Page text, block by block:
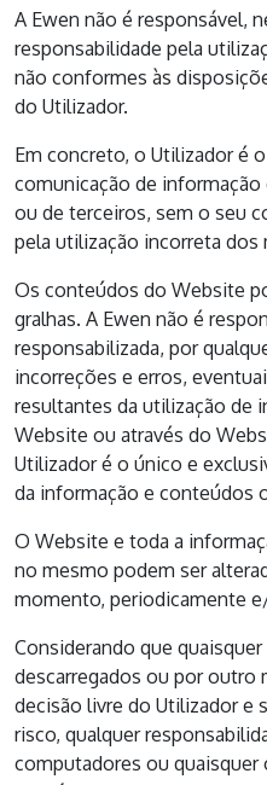
A Ewen não é responsável,
responsabilidade pela
não conformes às
do Utilizador.
Em concreto, o Utilizador é
comunicação de
ou de terceiros, sem o seu
pela utilização incorreta dos
Os conteúdos do Website
gralhas. A Ewen não é
responsabilizada, por
incorreções e erros,
resultantes da utilização de
Website ou através do
Utilizador é o único e
da informação e conteúdos
O Website e toda a
no mesmo podem ser
momento, periodicamente
Considerando que
descarregados ou por outro
decisão livre do Utilizador e
risco, qualquer
computadores ou